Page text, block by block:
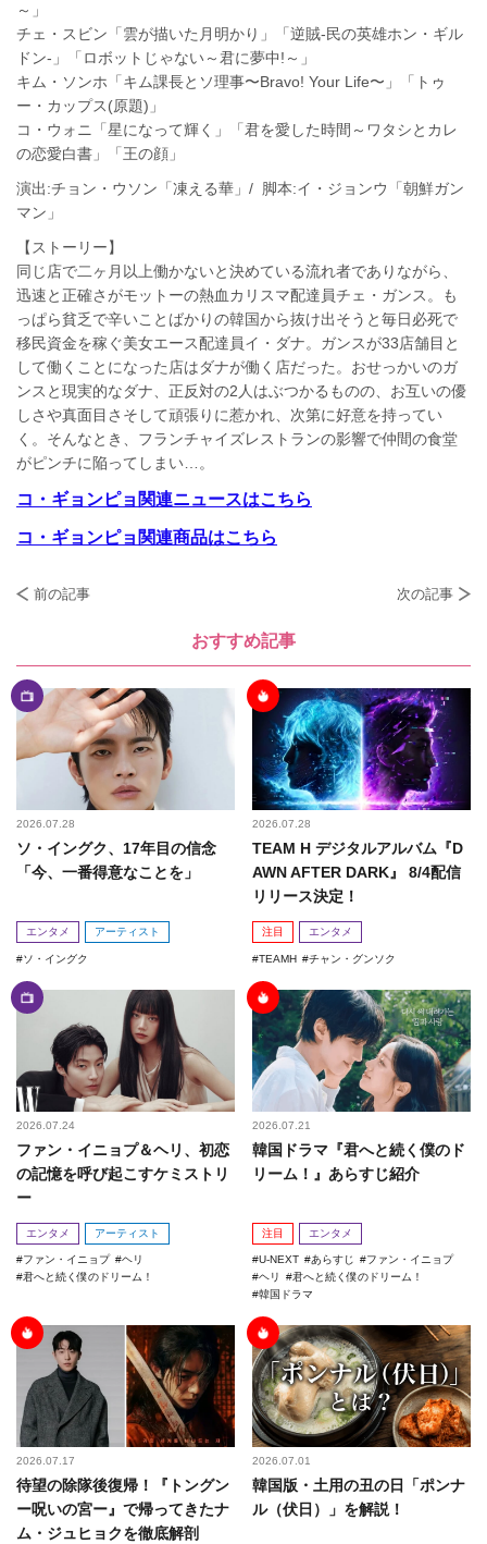
～」
チェ・スビン「雲が描いた月明かり」「逆賊-民の英雄ホン・ギル
ドン-」「ロボットじゃない～君に夢中!～」
キム・ソンホ「キム課長とソ理事〜Bravo! Your Life〜」「トゥ
ー・カップス(原題)」
コ・ウォニ「星になって輝く」「君を愛した時間～ワタシとカレ
の恋愛白書」「王の顔」
演出:チョン・ウソン「凍える華」/ 脚本:イ・ジョンウ「朝鮮ガン
マン」
【ストーリー】
同じ店で二ヶ月以上働かないと決めている流れ者でありながら、
迅速と正確さがモットーの熱血カリスマ配達員チェ・ガンス。も
っぱら貧乏で辛いことばかりの韓国から抜け出そうと毎日必死で
移民資金を稼ぐ美女エース配達員イ・ダナ。ガンスが33店舗目と
して働くことになった店はダナが働く店だった。おせっかいのガ
ンスと現実的なダナ、正反対の2人はぶつかるものの、お互いの優
しさや真面目さそして頑張りに惹かれ、次第に好意を持ってい
く。そんなとき、フランチャイズレストランの影響で仲間の食堂
がピンチに陥ってしまい…。
コ・ギョンピョ関連ニュースはこちら
コ・ギョンピョ関連商品はこちら
前の記事 次の記事
おすすめ記事
2026.07.28
ソ・イングク、17年目の信念
「今、一番得意なことを」
エンタメ アーティスト
ソ・イングク
2026.07.28
TEAM H デジタルアルバム『D
AWN AFTER DARK』 8/4配信
リリース決定！
注目 エンタメ
TEAMH チャン・グンソク
2026.07.24
ファン・イニョプ＆ヘリ、初恋
の記憶を呼び起こすケミストリ
ー
エンタメ アーティスト
ファン・イニョプ
ヘリ
君へと続く僕のドリーム！
2026.07.21
韓国ドラマ『君へと続く僕のド
リーム！』あらすじ紹介
注目 エンタメ
U-NEXT あらすじ
ファン・イニョプ
ヘリ
君へと続く僕のドリーム！
韓国ドラマ
2026.07.17
待望の除隊後復帰！『トングン
ー呪いの宮ー』で帰ってきたナ
ム・ジュヒョクを徹底解剖
2026.07.01
韓国版・土用の丑の日「ポンナ
ル（伏日）」を解説！